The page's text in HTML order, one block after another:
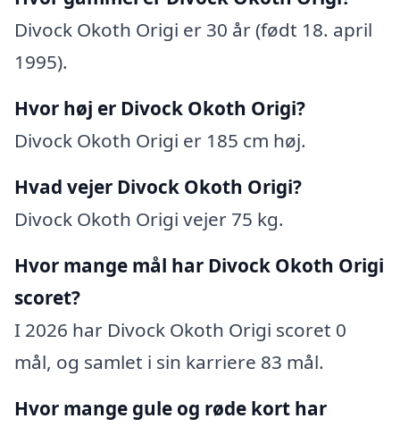
Divock Okoth Origi er 30 år (født 18. april
1995).
Hvor høj er Divock Okoth Origi?
Divock Okoth Origi er 185 cm høj.
Hvad vejer Divock Okoth Origi?
Divock Okoth Origi vejer 75 kg.
Hvor mange mål har Divock Okoth Origi
scoret?
I 2026 har Divock Okoth Origi scoret 0
mål, og samlet i sin karriere 83 mål.
Hvor mange gule og røde kort har